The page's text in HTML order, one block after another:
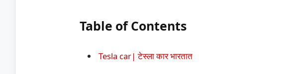
Table of Contents
Tesla car| टेस्ला कार भारतात